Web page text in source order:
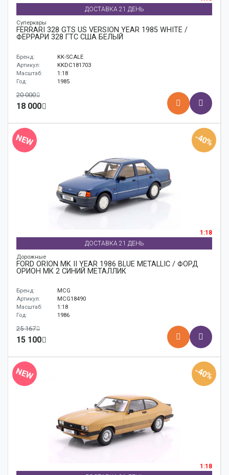
ДОСТАВКА 21 ДЕНЬ
Суперкары
FERRARI 328 GTS US VERSION YEAR 1985 WHITE /
ФЕРРАРИ 328 ГТС США БЕЛЫЙ
Бренд:
KK-SCALE
Артикул:
KKDC181703
Масштаб:
1:18
Год:
1985
20 000
18 000
NEW -40%
1:18
ДОСТАВКА 21 ДЕНЬ
Дорожные
FORD ORION MK II YEAR 1986 BLUE METALLIC / ФОРД
ОРИОН МК 2 СИНИЙ МЕТАЛЛИК
Бренд:
MCG
Артикул:
MCG18490
Масштаб:
1:18
Год:
1986
25 167
15 100
NEW -40%
1:18